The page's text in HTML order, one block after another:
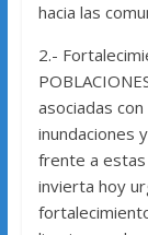
hacia las
2.-
asociadas
inundaciones
frente a estas
invierta hoy